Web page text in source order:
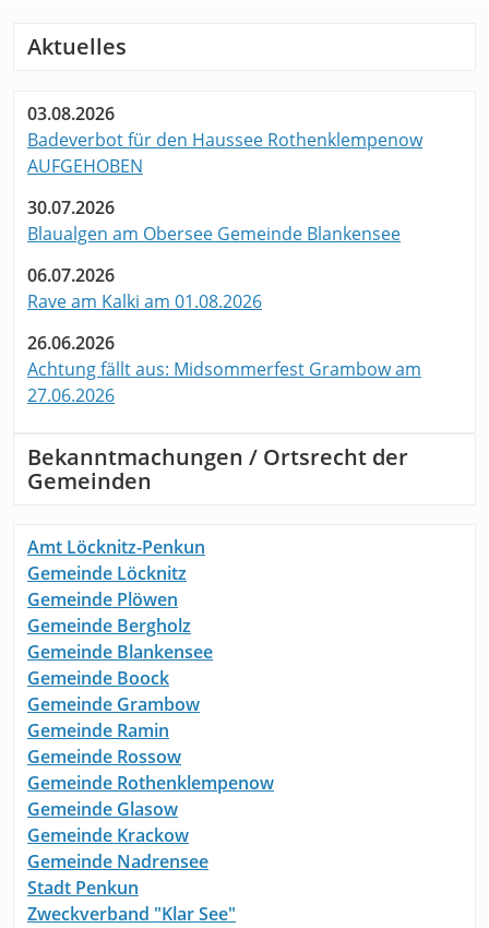
Aktuelles
03.08.2026
Badeverbot für den Haussee Rothenklempenow
AUFGEHOBEN
30.07.2026
Blaualgen am Obersee Gemeinde Blankensee
06.07.2026
Rave am Kalki am 01.08.2026
26.06.2026
Achtung fällt aus: Midsommerfest Grambow am
27.06.2026
Bekanntmachungen / Ortsrecht der
Gemeinden
Amt Löcknitz-Penkun
Gemeinde Löcknitz
Gemeinde Plöwen
Gemeinde Bergholz
Gemeinde Blankensee
Gemeinde Boock
Gemeinde Grambow
Gemeinde Ramin
Gemeinde Rossow
Gemeinde Rothenklempenow
Gemeinde Glasow
Gemeinde Krackow
Gemeinde Nadrensee
Stadt Penkun
Zweckverband "Klar See"